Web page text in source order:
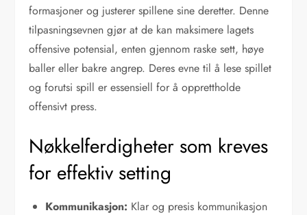
formasjoner og justerer spillene sine deretter. Denne
tilpasningsevnen gjør at de kan maksimere lagets
offensive potensial, enten gjennom raske sett, høye
baller eller bakre angrep. Deres evne til å lese spillet
og forutsi spill er essensiell for å opprettholde
offensivt press.
Nøkkelferdigheter som kreves
for effektiv setting
Kommunikasjon: Klar og presis kommunikasjon